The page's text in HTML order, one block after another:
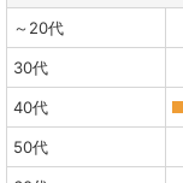
～20代
30代
40代
50代